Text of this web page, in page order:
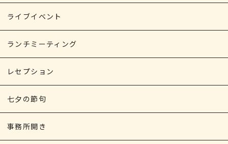
ライブイベント
ランチミーティング
レセプション
七夕の節句
事務所開き